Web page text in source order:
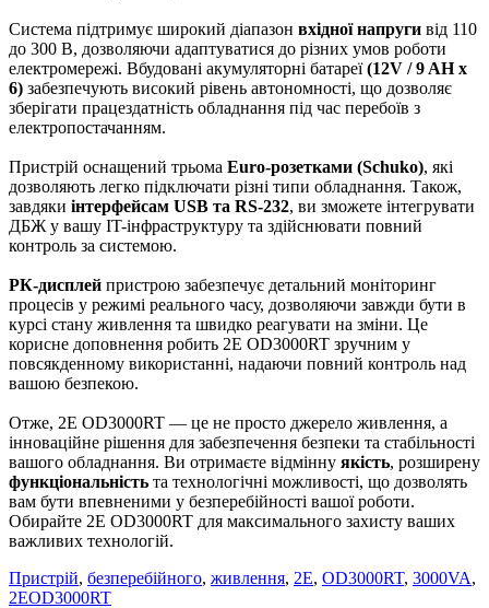
Система підтримує широкий діапазон вхідної напруги від 110
до 300 В, дозволяючи адаптуватися до різних умов роботи
електромережі. Вбудовані акумуляторні батареї(12V / 9 AH x
6) забезпечують високий рівень автономності, що дозволяє
зберігати працездатність обладнання під час перебоїв з
електропостачанням.
Пристрій оснащений трьома Euro-розетками (Schuko), які
дозволяють легко підключати різні типи обладнання. Також,
завдяки інтерфейсам USB та RS-232, ви зможете інтегрувати
ДБЖ у вашу IT-інфраструктуру та здійснювати повний
контроль за системою.
РК-дисплей пристрою забезпечує детальний моніторинг
процесів у режимі реального часу, дозволяючи завжди бути в
курсі стану живлення та швидко реагувати на зміни. Це
корисне доповнення робить 2E OD3000RT зручним у
повсякденному використанні, надаючи повний контроль над
вашою безпекою.
Отже, 2E OD3000RT — це не просто джерело живлення, а
інноваційне рішення для забезпечення безпеки та стабільності
вашого обладнання. Ви отримаєте відмінну якість, розширену
функціональність та технологічні можливості, що дозволять
вам бути впевненими у безперебійності вашої роботи.
Обирайте 2E OD3000RT для максимального захисту ваших
важливих технологій.
Пристрій, безперебійного, живлення, 2E, OD3000RT, 3000VA,
2EOD3000RT